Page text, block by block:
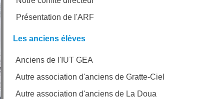
Présentation de l'ARF
Les anciens élèves
Anciens de l'IUT GEA
Autre association d'anciens de Gratte-Ciel
Autre association d'anciens de La Doua